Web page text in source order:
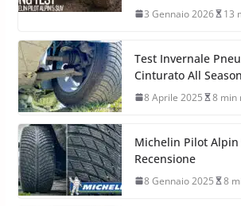
3 Gennaio 2026 13
Test Invernale
Cinturato All
8 Aprile 2025 8 min
Michelin Pilot Alpin
Recensione
8 Gennaio 2025 8